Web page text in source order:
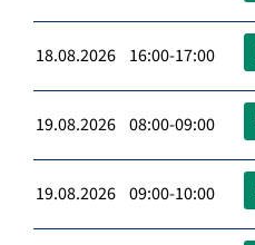
18.08.2026 16:00-17:00
19.08.2026 08:00-09:00
19.08.2026 09:00-10:00